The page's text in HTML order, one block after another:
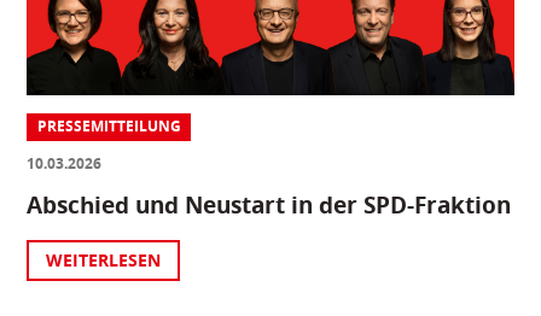
PRESSEMITTEILUNG
10.03.2026
Abschied und Neustart in der SPD-Fraktion
WEITERLESEN